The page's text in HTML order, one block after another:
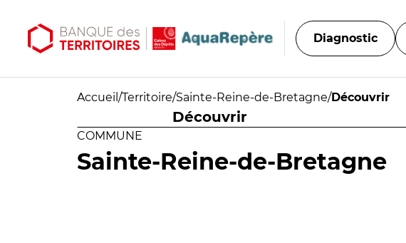
Diagnostic
Accueil /Territoire/Sainte-Reine-de-Bretagne/Découvrir
Découvrir
COMMUNE
Sainte-Reine-de-Bretagne